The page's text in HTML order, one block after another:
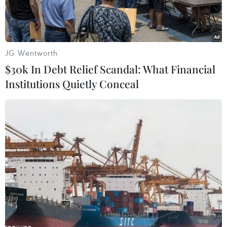
Ảnh chỉ có tính minh họa. (Nguồn: Channel Futures)
Phòng nghiên cứu Núi Tử kim của Trung Quốc,
có trụ sở ở thành phố Nam Kinh (miền Đông),
đã phát triển một máy chủ hiệu suất cao với một
thiết kế an ninh nội sinh, có thể chống lại các
vụ tấn công trên không gian mạng một cách
JG Wentworth
$30k In Debt Relief Scandal: What Financial
Institutions Quietly Conceal